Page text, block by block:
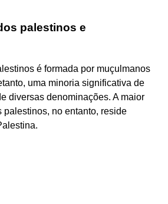
palestinos e
é formada por muçulmanos
uma minoria significativa de
diversas denominações. A maior
palestinos, no entanto, reside